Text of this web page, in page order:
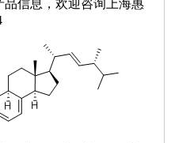
品信息，欢迎咨询上海惠